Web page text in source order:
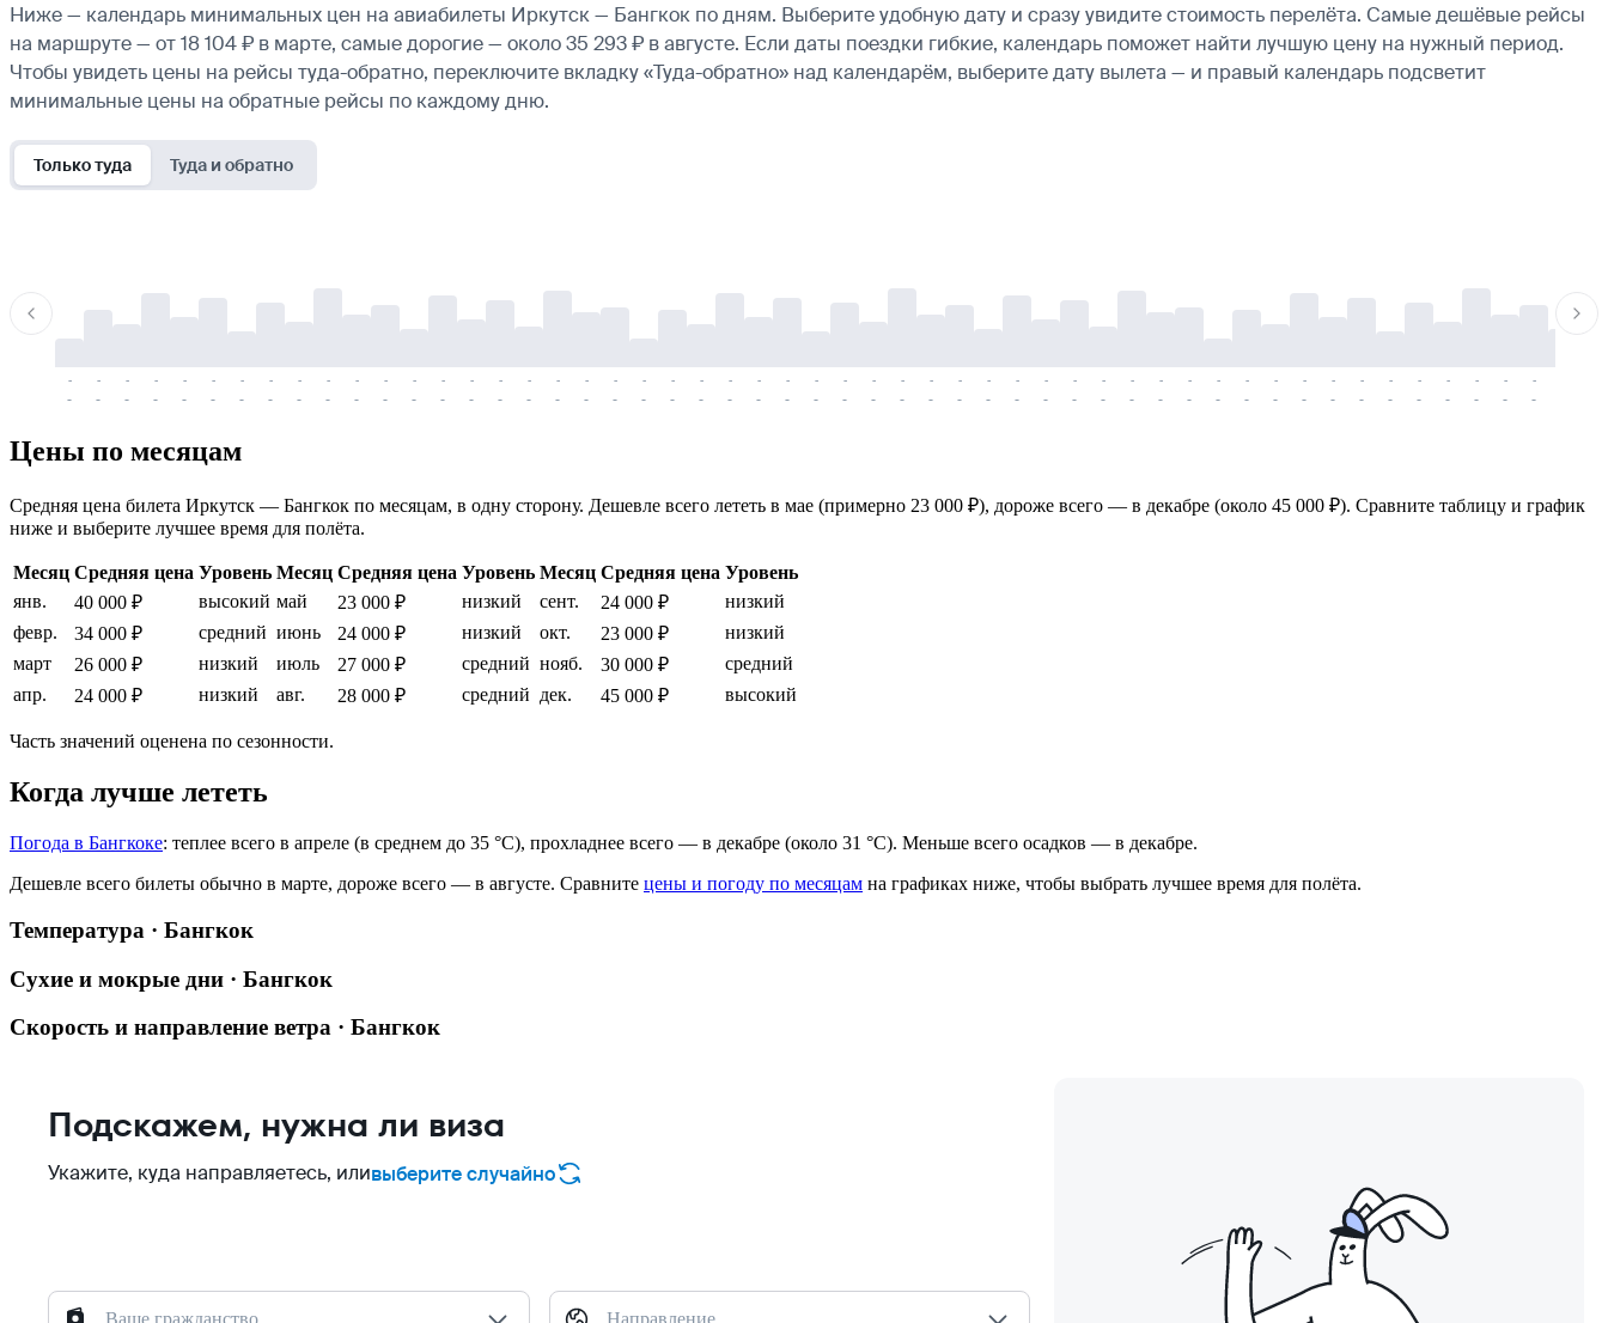
Ниже — календарь минимальных цен на авиабилеты Иркутск — Бангкок по дням. Выберите удобную дату и сразу увидите стоимость перелёта. Самые дешёвые рейсы
на маршруте — от 18 104 ₽ в марте, самые дорогие — около 35 293 ₽ в августе. Если даты поездки гибкие, календарь поможет найти лучшую цену на нужный период.
Чтобы увидеть цены на рейсы туда-обратно, переключите вкладку «Туда-обратно» над календарём, выберите дату вылета — и правый календарь подсветит
минимальные цены на обратные рейсы по каждому дню.
Только туда Туда и обратно
-
-
-
-
-
-
-
-
-
-
-
-
-
-
-
-
-
-
-
-
-
-
-
-
-
-
-
-
-
-
-
-
-
-
-
-
-
-
-
-
-
-
-
-
-
-
-
-
-
-
-
-
-
-
-
-
-
-
-
-
-
-
-
-
-
-
-
-
-
-
-
-
-
-
-
-
-
-
-
-
-
-
-
-
-
-
-
-
-
-
-
-
-
-
-
-
-
-
-
-
-
-
-
-
Цены по месяцам
Средняя цена билета Иркутск — Бангкок по месяцам, в одну сторону. Дешевле всего лететь в мае (примерно 23 000 ₽), дороже всего — в декабре (около 45 000 ₽). Сравните таблицу и график
ниже и выберите лучшее время для полёта.
Месяц Средняя цена Уровень Месяц Средняя цена Уровень Месяц Средняя цена Уровень
янв.
40 000 ₽ высокий май 23 000 ₽ низкий сент. 24 000 ₽
низкий
февр.
34 000 ₽ средний июнь 24 000 ₽ низкий окт. 23 000 ₽
низкий
март
26 000 ₽ низкий июль 27 000 ₽ средний нояб. 30 000 ₽
средний
апр.
24 000 ₽ низкий авг. 28 000 ₽ средний дек. 45 000 ₽ высокий
Часть значений оценена по сезонности.
Когда лучше лететь
Погода в Бангкоке: теплее всего в апреле (в среднем до 35 °C), прохладнее всего — в декабре (около 31 °C). Меньше всего осадков — в декабре.
Дешевле всего билеты обычно в марте, дороже всего — в августе. Сравните цены и погоду по месяцам на графиках ниже, чтобы выбрать лучшее время для полёта.
Температура · Бангкок
Сухие и мокрые дни · Бангкок
Скорость и направление ветра · Бангкок
Подскажем, нужна ли виза
Укажите, куда направляетесь, иливыберите случайно
Ваше гражданство Направление